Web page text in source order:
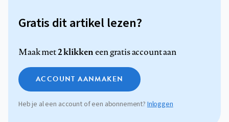
Gratis dit artikel lezen?
Maak met2 klikkeneen gratis account aan
ACCOUNT AANMAKEN
Heb je al een account of een abonnement? Inloggen